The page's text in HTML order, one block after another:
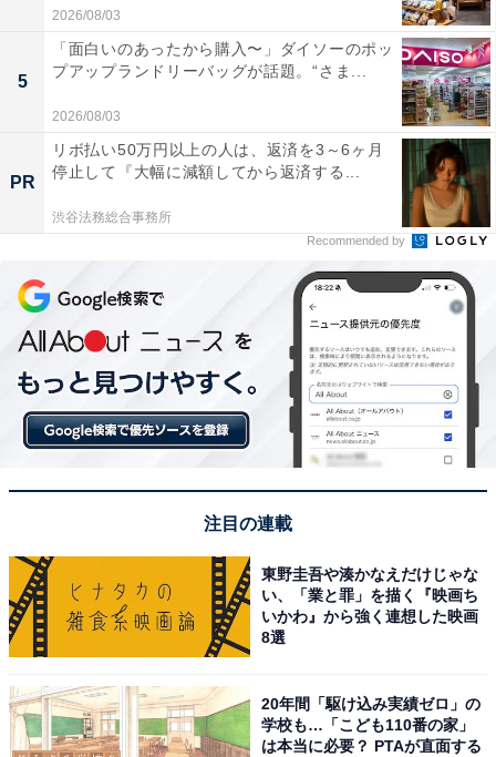
2026/08/03
5
「面白いのあったから購入〜」ダイソーのポッ
プアップランドリーバッグが話題。“さま...
2026/08/03
PR
リボ払い50万円以上の人は、返済を3～6ヶ月
停止して『大幅に減額してから返済する...
渋谷法務総合事務所
Recommended by
注目の連載
東野圭吾や湊かなえだけじゃな
い、「業と罪」を描く『映画ち
いかわ』から強く連想した映画
8選
20年間「駆け込み実績ゼロ」の
学校も…「こども110番の家」
は本当に必要？ PTAが直面する